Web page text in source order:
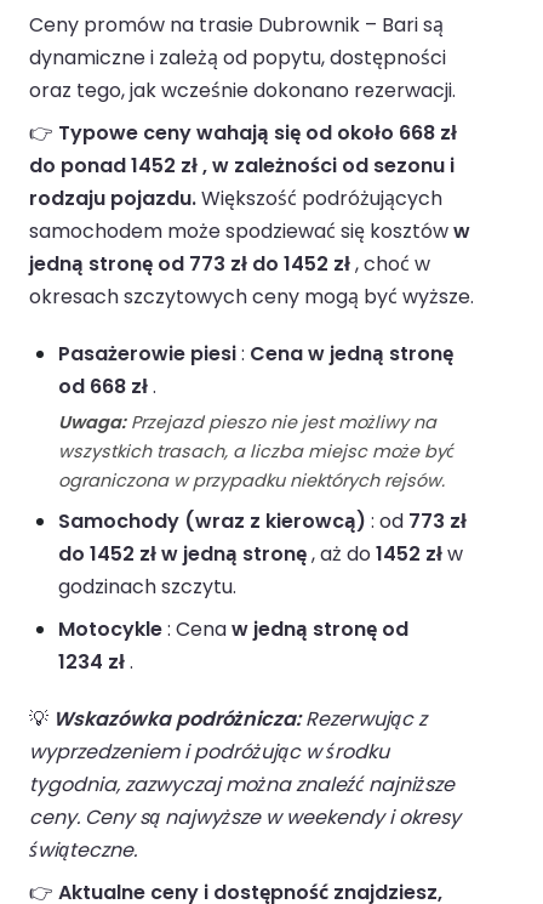
Ceny promów na trasie Dubrownik – Bari są
dynamiczne i zależą od popytu, dostępności
oraz tego, jak wcześnie dokonano rezerwacji.
👉 Typowe ceny wahają się od około 668 zł
do ponad 1452 zł , w zależności od sezonu i
rodzaju pojazdu.Większość podróżujących
samochodem może spodziewać się kosztóww
jedną stronę od 773 zł do 1452 zł, choć w
okresach szczytowych ceny mogą być wyższe.
Pasażerowie piesi: Cena w jedną stronę
od 668 zł.
Uwaga:Przejazd pieszo nie jest możliwy na
wszystkich trasach, a liczba miejsc może być
ograniczona w przypadku niektórych rejsów.
Samochody (wraz z kierowcą) : od 773 zł
do 1452 zł w jedną stronę, aż do 1452 złw
godzinach szczytu.
Motocykle: Cenaw jedną stronę od
1234 zł.
💡 Wskazówka podróżnicza:Rezerwując z
wyprzedzeniem i podróżując w środku
tygodnia, zazwyczaj można znaleźć najniższe
ceny. Ceny są najwyższe w weekendy i okresy
świąteczne.
👉 Aktualne ceny i dostępność znajdziesz,